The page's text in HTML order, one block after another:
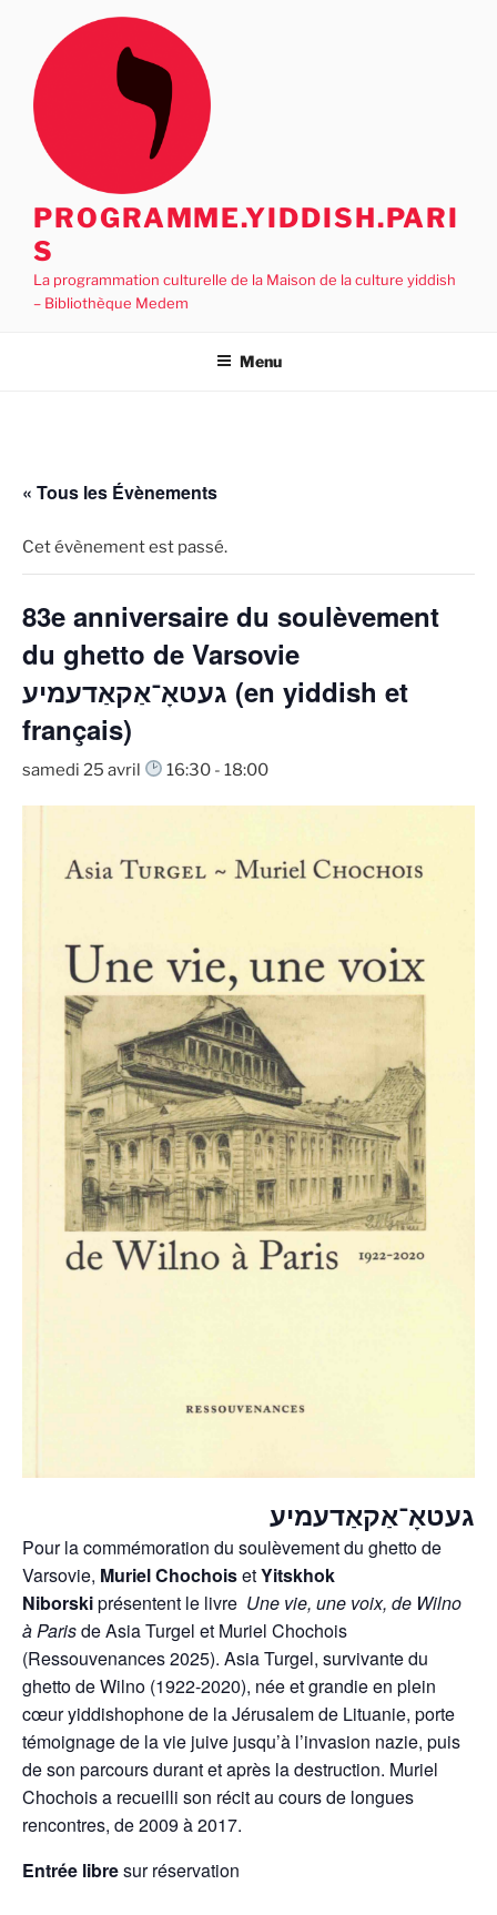
contenu
principal
PROGRAMME.YIDDISH.PARI
S
La programmation culturelle de la Maison de la culture yiddish
– Bibliothèque Medem
Menu
« Tous les Évènements
Cet évènement est passé.
83e anniversaire du soulèvement
du ghetto de Varsovie
געטאָ־אַקאַדעמיע (en yiddish et
français)
samedi 25 avril 16:30 -18:00
געטאָ־אַקאַדעמיע
Pour la commémoration du soulèvement du ghetto de
Varsovie, Muriel ChochoisetYitskhok
Niborskiprésentent le livre Une vie, une voix, de Wilno
à Parisde Asia Turgel et Muriel Chochois
(Ressouvenances 2025). Asia Turgel, survivante du
ghetto de Wilno (1922-2020), née et grandie en plein
cœur yiddishophone de la Jérusalem de Lituanie, porte
témoignage de la vie juive jusqu’à l’invasion nazie, puis
de son parcours durant et après la destruction. Muriel
Chochois a recueilli son récit au cours de longues
rencontres, de 2009 à 2017.
Entrée libresur réservation